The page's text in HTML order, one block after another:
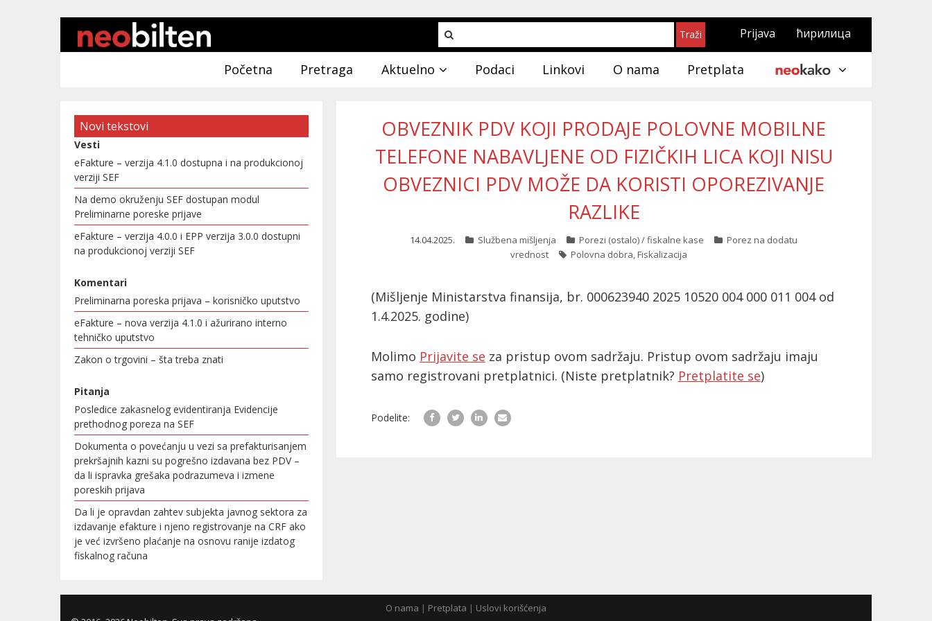
Prijava ћирилица
Početna Pretraga Aktuelno Podaci Linkovi O nama Pretplata
OBVEZNIK PDV KOJI PRODAJE POLOVNE MOBILNE
TELEFONE NABAVLJENE OD FIZIČKIH LICA KOJI NISU
OBVEZNICI PDV MOŽE DA KORISTI OPOREZIVANJE
RAZLIKE
14.04.2025. Službena mišljenja Porezi (ostalo) / fiskalne kase
Porez na dodatu
vrednost
Polovna dobra, Fiskalizacija
(Mišljenje Ministarstva finansija, br. 000623940 2025 10520 004 000 011 004 od
1.4.2025. godine)
Molimo Prijavite se za pristup ovom sadržaju. Pristup ovom sadržaju imaju
samo registrovani pretplatnici. (Niste pretplatnik? Pretplatite se)
Podelite:
Novi tekstovi
Vesti
eFakture – verzija 4.1.0 dostupna i na produkcionoj
verziji SEF
Na demo okruženju SEF dostupan modul
Preliminarne poreske prijave
eFakture – verzija 4.0.0 i EPP verzija 3.0.0 dostupni
na produkcionoj verziji SEF
Komentari
Preliminarna poreska prijava – korisničko uputstvo
eFakture – nova verzija 4.1.0 i ažurirano interno
tehničko uputstvo
Zakon o trgovini – šta treba znati
Pitanja
Posledice zakasnelog evidentiranja Evidencije
prethodnog poreza na SEF
Dokumenta o povećanju u vezi sa prefakturisanjem
prekršajnih kazni su pogrešno izdavana bez PDV –
da li ispravka grešaka podrazumeva i izmene
poreskih prijava
Da li je opravdan zahtev subjekta javnog sektora za
izdavanje efakture i njeno registrovanje na CRF ako
je već izvršeno plaćanje na osnovu ranije izdatog
fiskalnog računa
O nama | Pretplata | Uslovi korišćenja